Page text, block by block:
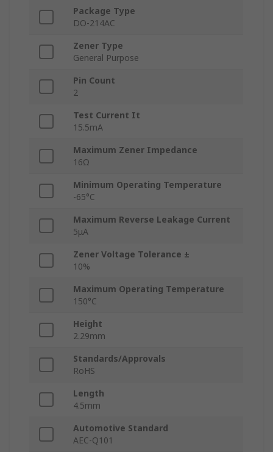
Package Type
DO-214AC
Zener Type
General Purpose
Pin Count
2
Test Current It
15.5mA
Maximum Zener Impedance
16Ω
Minimum Operating Temperature
-65°C
Maximum Reverse Leakage Current
5μA
Zener Voltage Tolerance ±
10%
Maximum Operating Temperature
150°C
Height
2.29mm
Standards/Approvals
RoHS
Length
4.5mm
Automotive Standard
AEC-Q101